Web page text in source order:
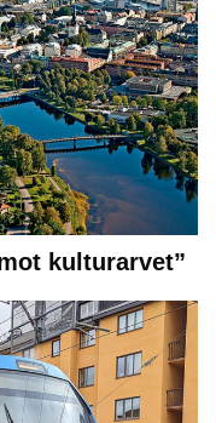
kulturarvet”